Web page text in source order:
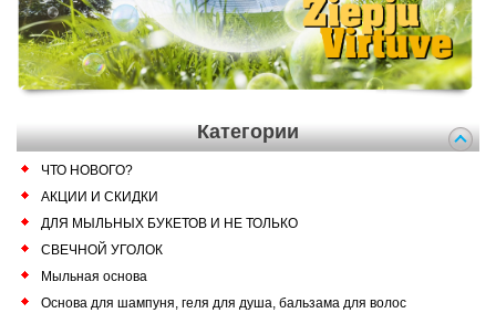
Категории
ЧТО НОВОГО?
АКЦИИ И СКИДКИ
ДЛЯ МЫЛЬНЫХ БУКЕТОВ И НЕ ТОЛЬКО
СВЕЧНОЙ УГОЛОК
Мыльная основа
Основа для шампуня, геля для душа, бальзама для волос